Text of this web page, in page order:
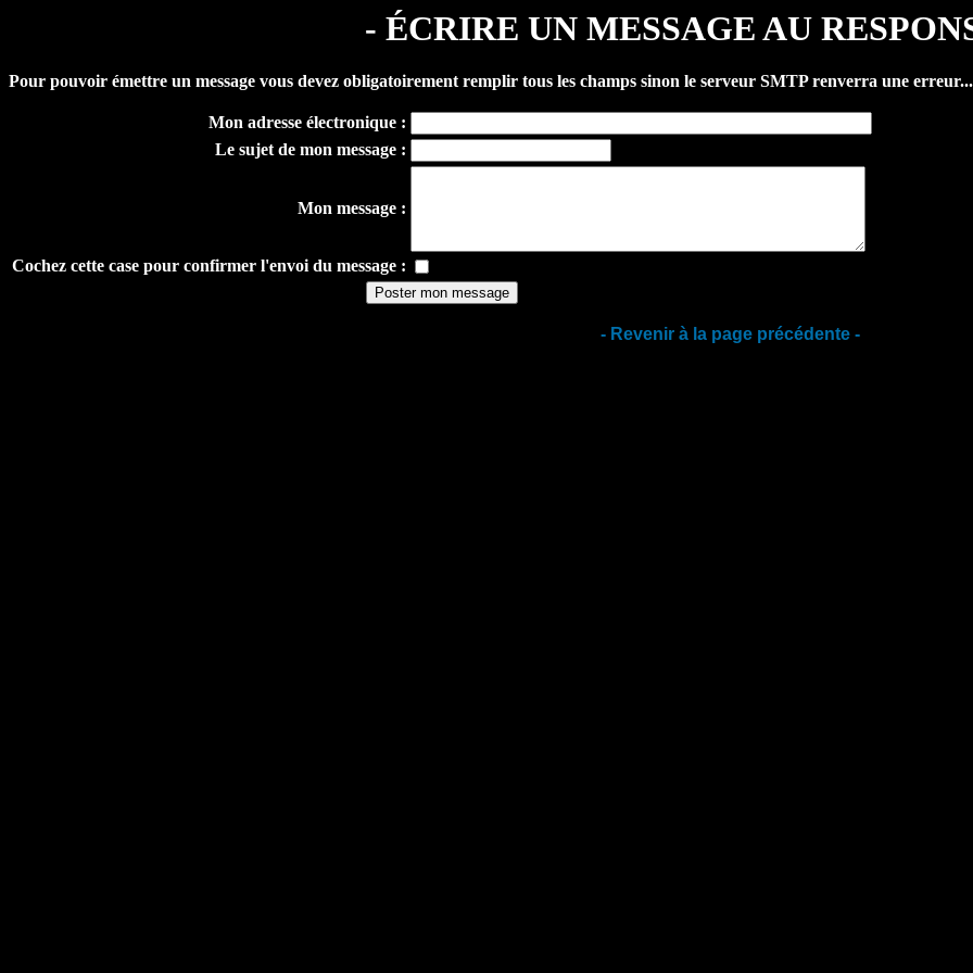
- ÉCRIRE UN MESSAGE AU
Pour pouvoir émettre un message vous devez obligatoirement remplir tous les champs sinon le serveur SMTP renverra une erreur...
Mon adresse électronique :
Le sujet de mon message :
Mon message :
Cochez cette case pour confirmer l'envoi du message :
- Revenir à la page précédente -